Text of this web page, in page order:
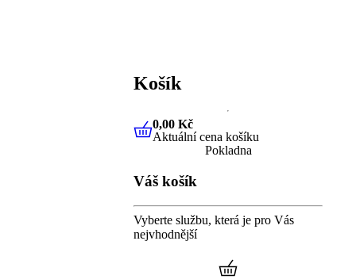
Košík
0,00 KčAktuální cena košíku
0,00 Kč
Aktuální cena košíku
Pokladna
Váš košík
Vyberte službu, která je pro Vás
nejvhodnější